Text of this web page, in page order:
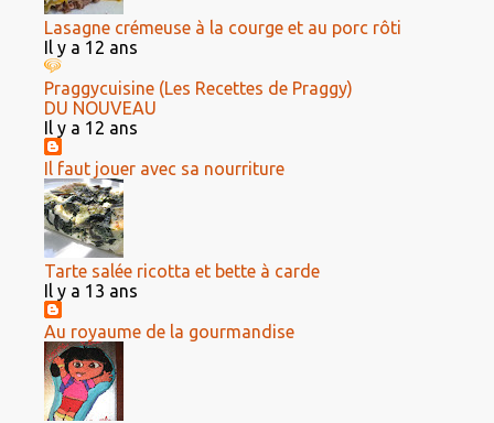
Lasagne crémeuse à la courge et au porc rôti
Il y a 12 ans
Praggycuisine (Les Recettes de Praggy)
DU NOUVEAU
Il y a 12 ans
Il faut jouer avec sa nourriture
Tarte salée ricotta et bette à carde
Il y a 13 ans
Au royaume de la gourmandise